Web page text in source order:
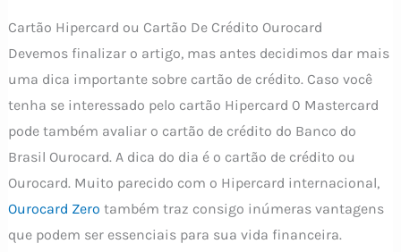
Cartão Hipercard ou Cartão De Crédito Ourocard
Devemos finalizar o artigo, mas antes decidimos dar mais
uma dica importante sobre cartão de crédito. Caso você
tenha se interessado pelo cartão Hipercard 0 Mastercard
pode também avaliar o cartão de crédito do Banco do
Brasil Ourocard. A dica do dia é o cartão de crédito ou
Ourocard. Muito parecido com o Hipercard internacional,
Ourocard Zero também traz consigo inúmeras vantagens
que podem ser essenciais para sua vida financeira.